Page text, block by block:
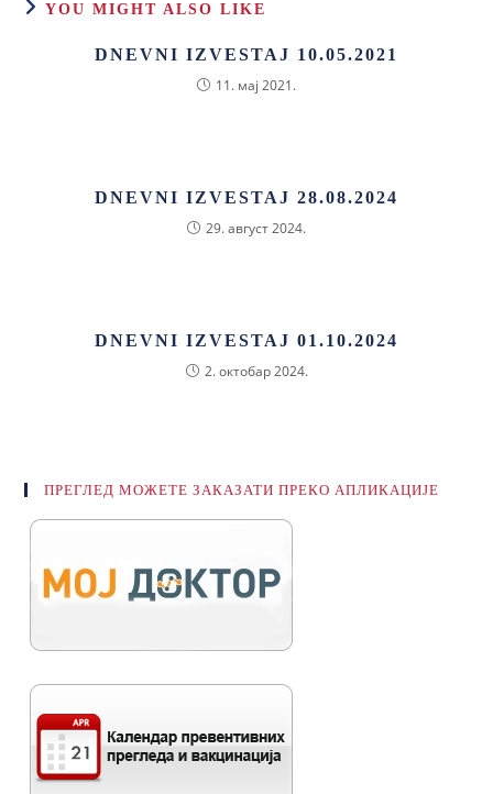
YOU MIGHT ALSO LIKE
DNEVNI IZVESTAJ 10.05.2021
11. мај 2021.
DNEVNI IZVESTAJ 28.08.2024
29. август 2024.
DNEVNI IZVESTAJ 01.10.2024
2. октобар 2024.
ПРЕГЛЕД МОЖЕТЕ ЗАКАЗАТИ ПРЕКО АПЛИКАЦИЈЕ